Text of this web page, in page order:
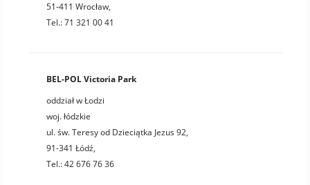
51-411 Wrocław,
Tel.: 71 321 00 41
BEL-POL Victoria Park
oddział w Łodzi
woj. łódzkie
ul. św. Teresy od Dzieciątka Jezus 92,
91-341 Łódź,
Tel.: 42 676 76 36